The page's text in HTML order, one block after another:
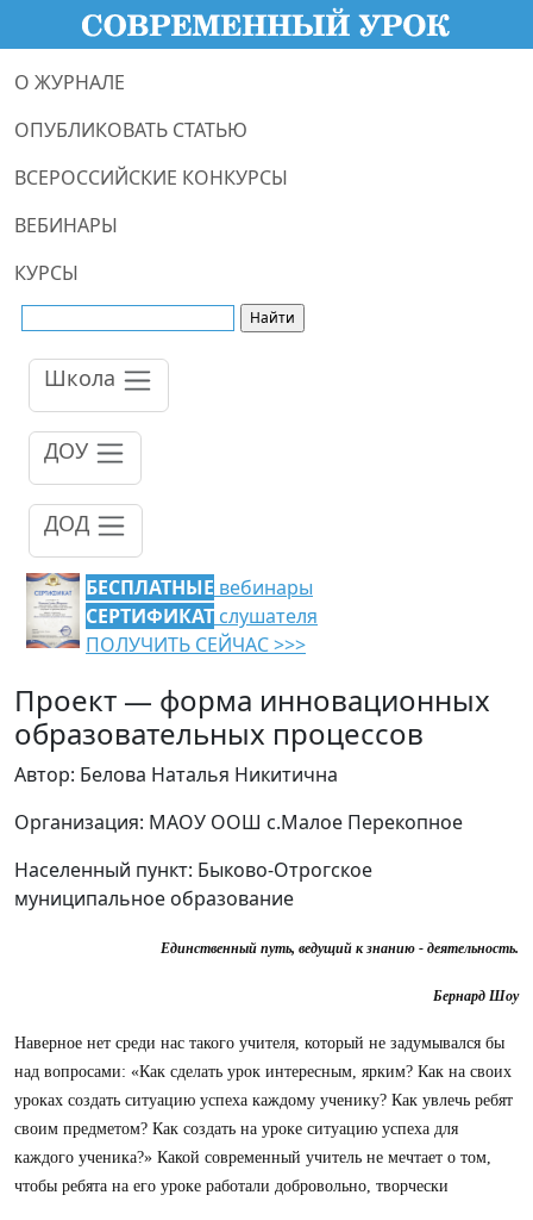
О ЖУРНАЛЕ
ОПУБЛИКОВАТЬ СТАТЬЮ
ВСЕРОССИЙСКИЕ КОНКУРСЫ
ВЕБИНАРЫ
КУРСЫ
Школа
ДОУ
ДОД
БЕСПЛАТНЫЕ вебинары
СЕРТИФИКАТ слушателя
ПОЛУЧИТЬ СЕЙЧАС >>>
Проект — форма инновационных
образовательных процессов
Автор: Белова Наталья Никитична
Организация: МАОУ ООШ с.Малое Перекопное
Населенный пункт: Быково-Отрогское
муниципальное образование
Единственный путь, ведущий к знанию - деятельность.
Бернард Шоу
Наверное нет среди нас такого учителя, который не задумывался бы
над вопросами: «Как сделать урок интересным, ярким? Как на своих
уроках создать ситуацию успеха каждому ученику? Как увлечь ребят
своим предметом? Как создать на уроке ситуацию успеха для
каждого ученика?» Какой современный учитель не мечтает о том,
чтобы ребята на его уроке работали добровольно, творчески